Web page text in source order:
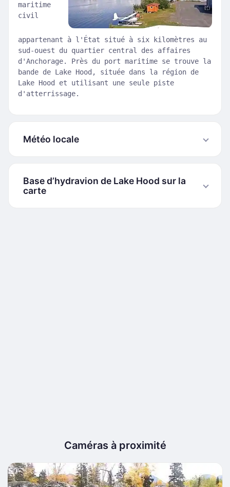
maritime
civil
appartenant à l'État situé à six kilomètres au
sud-ouest du quartier central des affaires
d'Anchorage. Près du port maritime se trouve la
bande de Lake Hood, située dans la région de
Lake Hood et utilisant une seule piste
d'atterrissage.
Météo locale
Base d’hydravion de Lake Hood sur la
carte
Caméras à proximité